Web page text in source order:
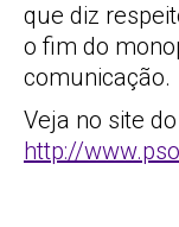
que diz
o fim do
comunicação.
Veja no site
http://